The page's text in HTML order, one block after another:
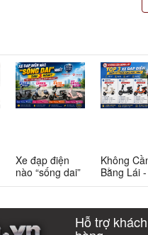
Xe đạp điện
nào “sống dai”
nhất sau 5
có câu trả lời
Không
Bằng Lái
3 Xe Đạp
Cho Học
Hỗ trợ khách